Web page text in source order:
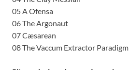
05 A Ofensa
06 The Argonaut
07 Cæsarean
08 The Vaccum Extractor Paradigm